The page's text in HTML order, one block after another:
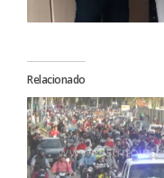
Relacionado